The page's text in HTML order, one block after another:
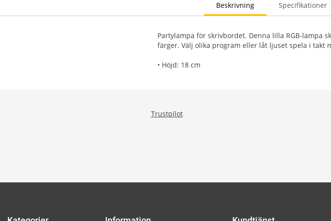
Beskrivning Specifikationer
Partylampa för skrivbordet. Denna lilla RGB-lampa
färger. Välj olika program eller låt ljuset spela i takt
• Höjd: 18 cm
Trustpilot